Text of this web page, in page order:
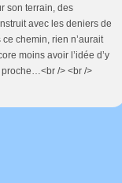
son terrain, des
avec les deniers de
chemin, rien n’aurait
moins avoir l’idée d’y
proche…<br /> <br />